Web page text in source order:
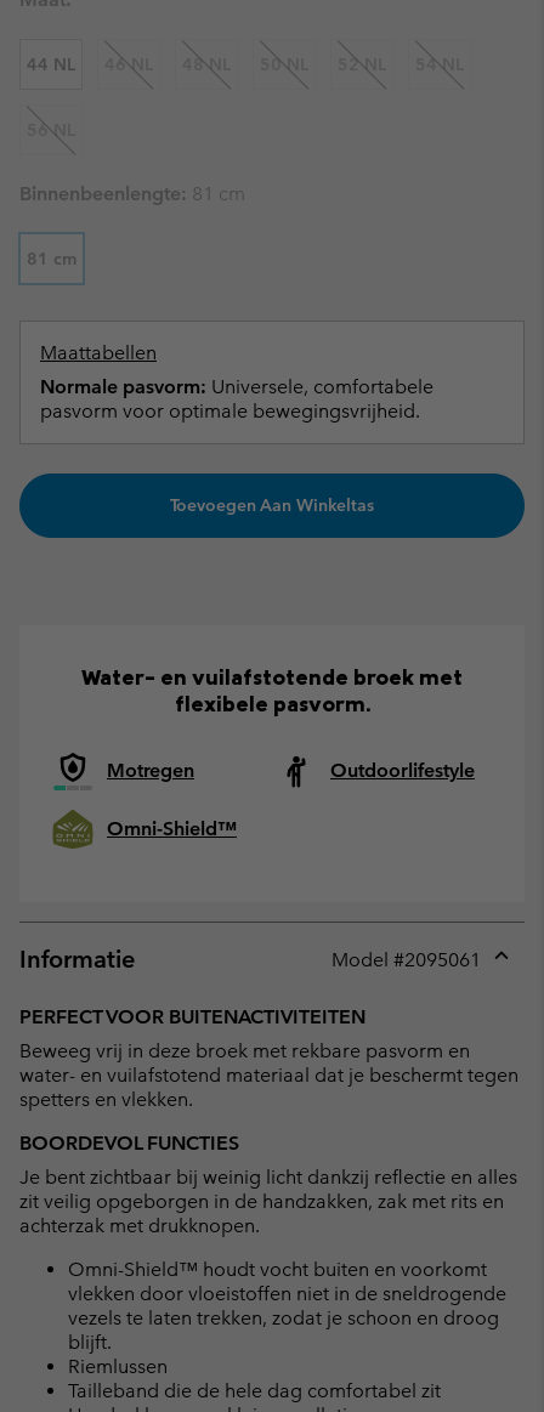
44 NL 46 NL 48 NL 50 NL 52 NL 54 NL
56 NL
Binnenbeenlengte: 81 cm
81 cm
Maattabellen
Normale pasvorm: Universele, comfortabele
pasvorm voor optimale bewegingsvrijheid.
Toevoegen Aan Winkeltas
Water- en vuilafstotende broek met
flexibele pasvorm.
Motregen Outdoorlifestyle
Omni-Shield™
Informatie Model #2095061
PERFECT VOOR BUITENACTIVITEITEN
Beweeg vrij in deze broek met rekbare pasvorm en
water- en vuilafstotend materiaal dat je beschermt tegen
spetters en vlekken.
BOORDEVOL FUNCTIES
Je bent zichtbaar bij weinig licht dankzij reflectie en alles
zit veilig opgeborgen in de handzakken, zak met rits en
achterzak met drukknopen.
Omni-Shield™ houdt vocht buiten en voorkomt
vlekken door vloeistoffen niet in de sneldrogende
vezels te laten trekken, zodat je schoon en droog
blijft.
Riemlussen
Tailleband die de hele dag comfortabel zit